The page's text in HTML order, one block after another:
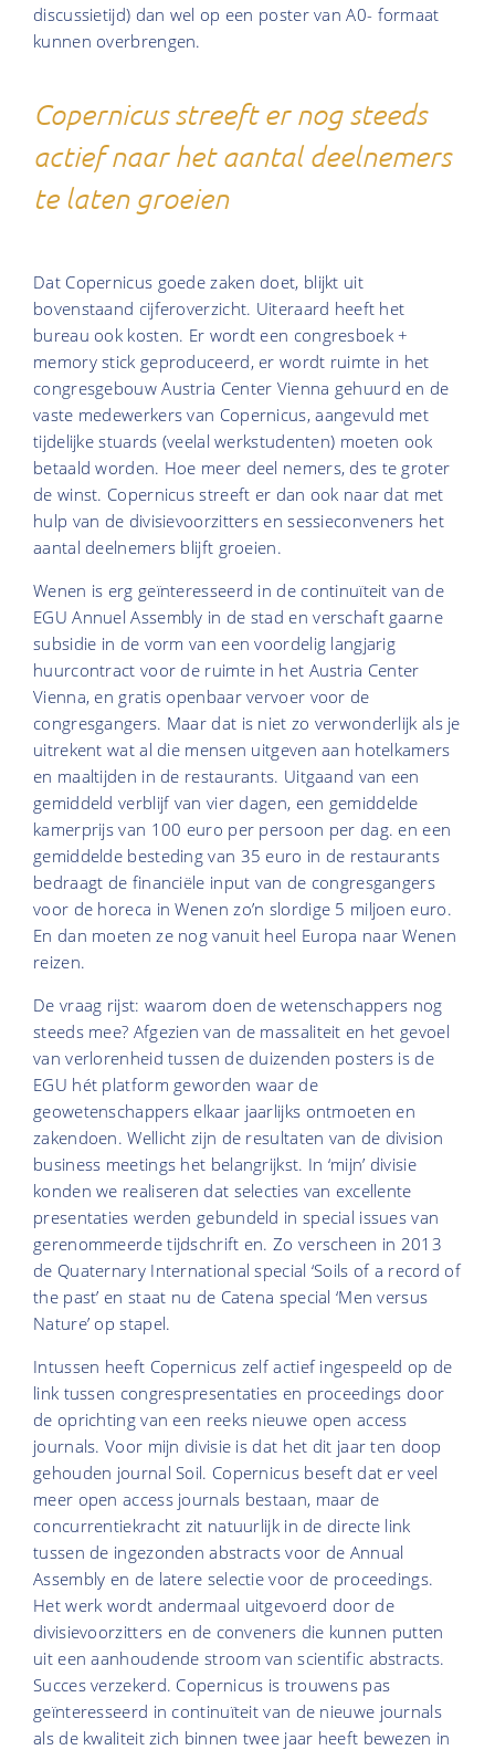
discussietijd) dan wel op een poster van A0- formaat
kunnen overbrengen.
Copernicus streeft er nog steeds
actief naar het aantal deelnemers
te laten groeien
Dat Copernicus goede zaken doet, blijkt uit
bovenstaand cijferoverzicht. Uiteraard heeft het
bureau ook kosten. Er wordt een congresboek +
memory stick geproduceerd, er wordt ruimte in het
congresgebouw Austria Center Vienna gehuurd en de
vaste medewerkers van Copernicus, aangevuld met
tijdelijke stuards (veelal werkstudenten) moeten ook
betaald worden. Hoe meer deel nemers, des te groter
de winst. Copernicus streeft er dan ook naar dat met
hulp van de divisievoorzitters en sessieconveners het
aantal deelnemers blijft groeien.
Wenen is erg geïnteresseerd in de continuïteit van de
EGU Annuel Assembly in de stad en verschaft gaarne
subsidie in de vorm van een voordelig langjarig
huurcontract voor de ruimte in het Austria Center
Vienna, en gratis openbaar vervoer voor de
congresgangers. Maar dat is niet zo verwonderlijk als je
uitrekent wat al die mensen uitgeven aan hotelkamers
en maaltijden in de restaurants. Uitgaand van een
gemiddeld verblijf van vier dagen, een gemiddelde
kamerprijs van 100 euro per persoon per dag. en een
gemiddelde besteding van 35 euro in de restaurants
bedraagt de financiële input van de congresgangers
voor de horeca in Wenen zo’n slordige 5 miljoen euro.
En dan moeten ze nog vanuit heel Europa naar Wenen
reizen.
De vraag rijst: waarom doen de wetenschappers nog
steeds mee? Afgezien van de massaliteit en het gevoel
van verlorenheid tussen de duizenden posters is de
EGU hét platform geworden waar de
geowetenschappers elkaar jaarlijks ontmoeten en
zakendoen. Wellicht zijn de resultaten van de division
business meetings het belangrijkst. In ‘mijn’ divisie
konden we realiseren dat selecties van excellente
presentaties werden gebundeld in special issues van
gerenommeerde tijdschrift en. Zo verscheen in 2013
de Quaternary International special ‘Soils of a record of
the past’ en staat nu de Catena special ‘Men versus
Nature’ op stapel.
Intussen heeft Copernicus zelf actief ingespeeld op de
link tussen congrespresentaties en proceedings door
de oprichting van een reeks nieuwe open access
journals. Voor mijn divisie is dat het dit jaar ten doop
gehouden journal Soil. Copernicus beseft dat er veel
meer open access journals bestaan, maar de
concurrentiekracht zit natuurlijk in de directe link
tussen de ingezonden abstracts voor de Annual
Assembly en de latere selectie voor de proceedings.
Het werk wordt andermaal uitgevoerd door de
divisievoorzitters en de conveners die kunnen putten
uit een aanhoudende stroom van scientific abstracts.
Succes verzekerd. Copernicus is trouwens pas
geïnteresseerd in continuïteit van de nieuwe journals
als de kwaliteit zich binnen twee jaar heeft bewezen in